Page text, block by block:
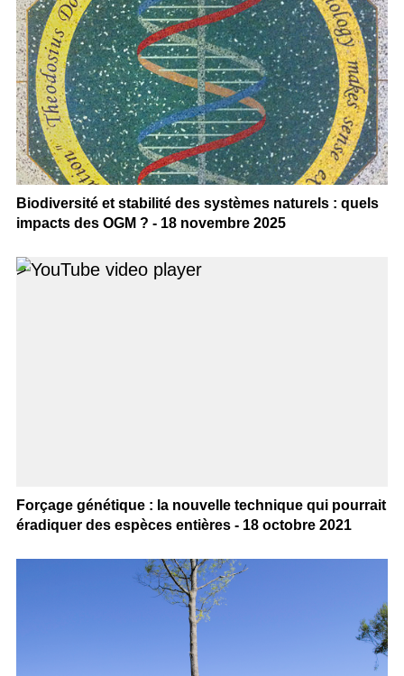
Biodiversité et stabilité des systèmes naturels : quels
impacts des OGM ? - 18 novembre 2025
>
Forçage génétique : la nouvelle technique qui pourrait
éradiquer des espèces entières - 18 octobre 2021